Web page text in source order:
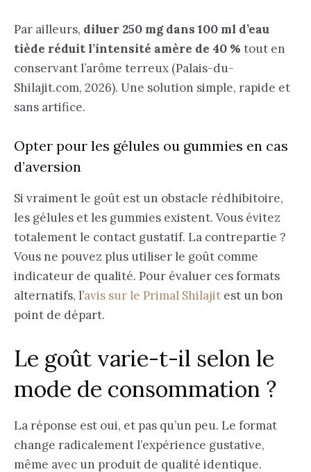
Par ailleurs, diluer 250 mg dans 100 ml d’eau
tiède réduit l’intensité amère de 40 % tout en
conservant l’arôme terreux (Palais-du-
Shilajit.com, 2026). Une solution simple, rapide et
sans artifice.
Opter pour les gélules ou gummies en cas
d’aversion
Si vraiment le goût est un obstacle rédhibitoire,
les gélules et les gummies existent. Vous évitez
totalement le contact gustatif. La contrepartie ?
Vous ne pouvez plus utiliser le goût comme
indicateur de qualité. Pour évaluer ces formats
alternatifs, l’avis sur le Primal Shilajit est un bon
point de départ.
Le goût varie-t-il selon le
mode de consommation ?
La réponse est oui, et pas qu’un peu. Le format
change radicalement l’expérience gustative,
même avec un produit de qualité identique.